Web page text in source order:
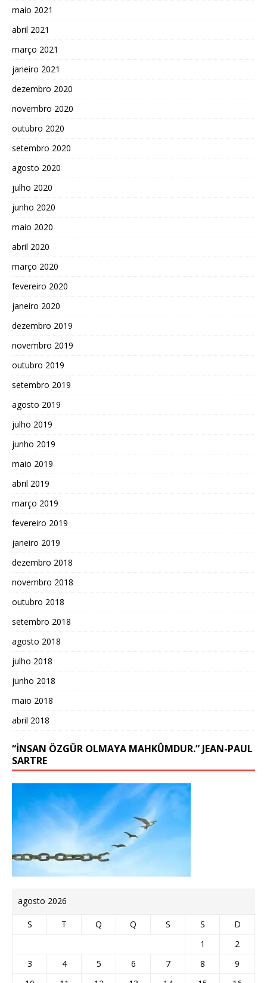
maio 2021
abril 2021
março 2021
janeiro 2021
dezembro 2020
novembro 2020
outubro 2020
setembro 2020
agosto 2020
julho 2020
junho 2020
maio 2020
abril 2020
março 2020
fevereiro 2020
janeiro 2020
dezembro 2019
novembro 2019
outubro 2019
setembro 2019
agosto 2019
julho 2019
junho 2019
maio 2019
abril 2019
março 2019
fevereiro 2019
janeiro 2019
dezembro 2018
novembro 2018
outubro 2018
setembro 2018
agosto 2018
julho 2018
junho 2018
maio 2018
abril 2018
“İNSAN ÖZGÜR OLMAYA MAHKÛMDUR.” JEAN-PAUL
SARTRE
agosto 2026
S T Q Q S S
D
1
2
3
4 5 6 7 8
9